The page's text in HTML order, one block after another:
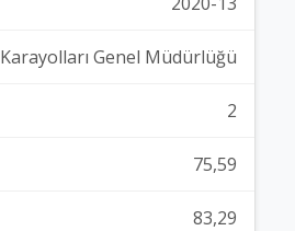
Karayolları Genel Müdürlüğü
2
75,59
83,29